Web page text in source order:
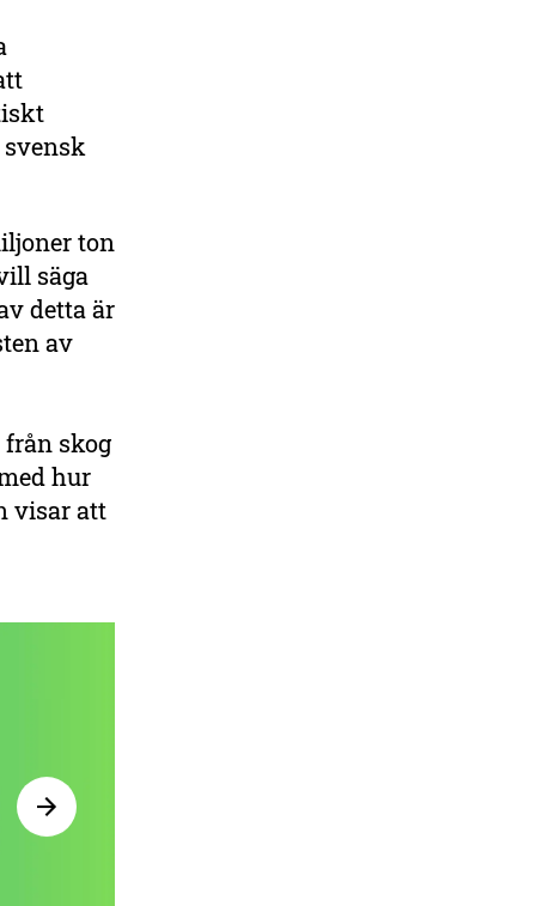
ton
säga
detta är
av
skog
hur
visar att